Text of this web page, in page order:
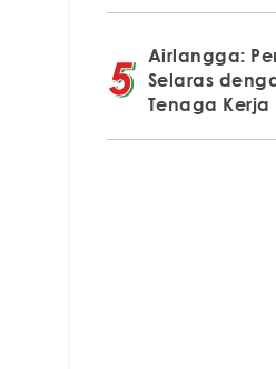
Airlangga:
Selaras
Tenaga Kerja